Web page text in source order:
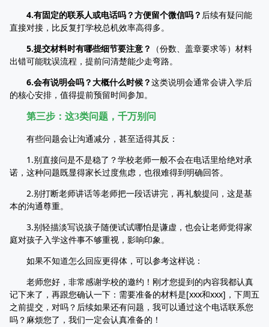
4.有固定的联系人或电话吗？方便留个微信吗？ 后续有疑问能
直接对接，比反复打学校总机效率高得多。
5.提交材料时有哪些细节要注意？
（份数、盖章要求等）材料
出错可能耽误流程，提前问清楚能少走弯路。
6.会有说明会吗？大概什么时候？这类说明会通常会讲入学后
的核心安排，值得提前预留时间参加。
第三步：这3类问题，千万别问
有些问题会让沟通减分，甚至适得其反：
1.别直接问是不是稳了？学校老师一般不会在电话里给绝对承
诺，这种问题既显得家长过度焦虑，也很难得到明确回答。
2.别打断老师讲话等老师把一段话讲完，再礼貌提问，这是基
本的沟通尊重。
3.别轻描淡写说孩子随便试试哪怕是谦虚，也会让老师觉得家
庭对孩子入学这件事不够重视，影响印象。
如果不知道怎么回应更得体，可以参考这样说：
老师您好，非常感谢学校的邀约！刚才您提到的内容我都认真
记下来了，再跟您确认一下：需要准备的材料是[xxx和xxx]，下周五
之前提交，对吗？后续如果还有问题，我可以通过这个电话联系您
吗？麻烦您了，我们一定会认真准备的！